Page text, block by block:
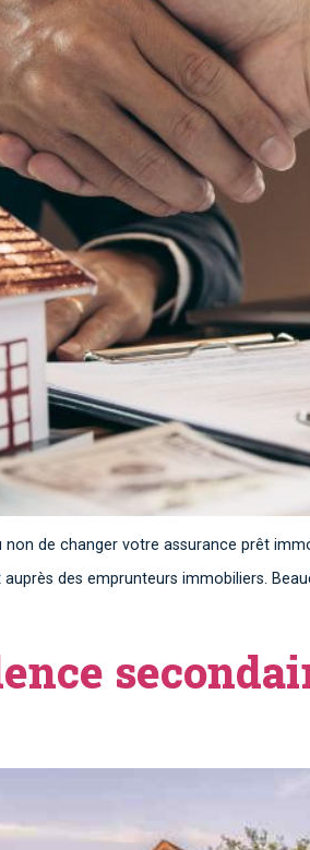
de changer votre assurance prêt
des emprunteurs immobiliers.